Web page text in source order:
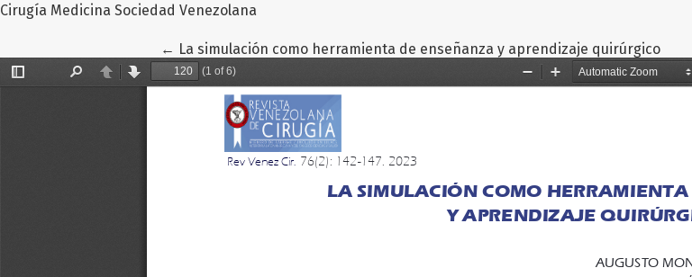
Cirugía Medicina Sociedad Venezolana
← Volver a los detalles del artículo
La simulación como herramienta de enseñanza y aprendizaje quirúrgico